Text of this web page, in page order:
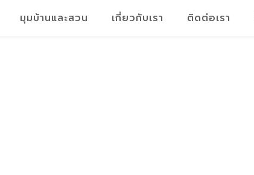
มุมบ้านและสวน เกี่ยวกับเรา ติดต่อเรา